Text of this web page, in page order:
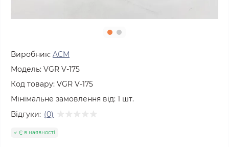
Виробник: ACM
Модель: VGR V-175
Код товару: VGR V-175
Мінімальне замовлення від: 1 шт.
Відгуки: (0)
Є в наявності